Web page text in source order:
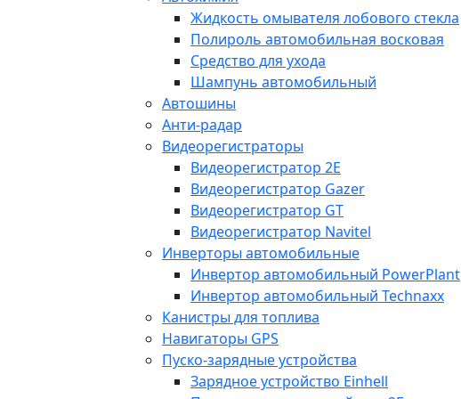
Жидкость омывателя лобового стекла
Полироль автомобильная восковая
Средство для ухода
Шампунь автомобильный
Автошины
Анти-радар
Видеорегистраторы
Видеорегистратор 2E
Видеорегистратор Gazer
Видеорегистратор GT
Видеорегистратор Navitel
Инверторы автомобильные
Инвертор автомобильный PowerPlant
Инвертор автомобильный Technaxx
Канистры для топлива
Навигаторы GPS
Пуско-зарядные устройства
Зарядное устройство Einhell